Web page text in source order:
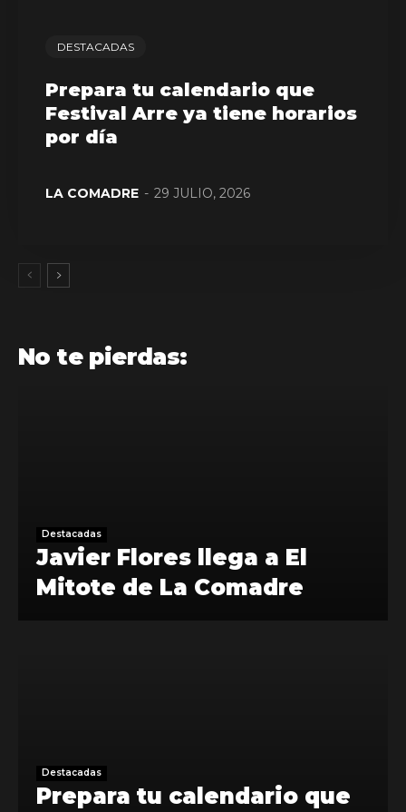
DESTACADAS
Prepara tu calendario que
Festival Arre ya tiene horarios
por día
LA COMADRE - 29 JULIO, 2026
No te pierdas:
Destacadas
Javier Flores llega a El
Mitote de La Comadre
Destacadas
Prepara tu calendario que